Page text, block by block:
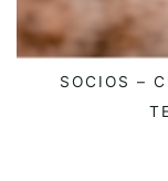
SOCIOS –